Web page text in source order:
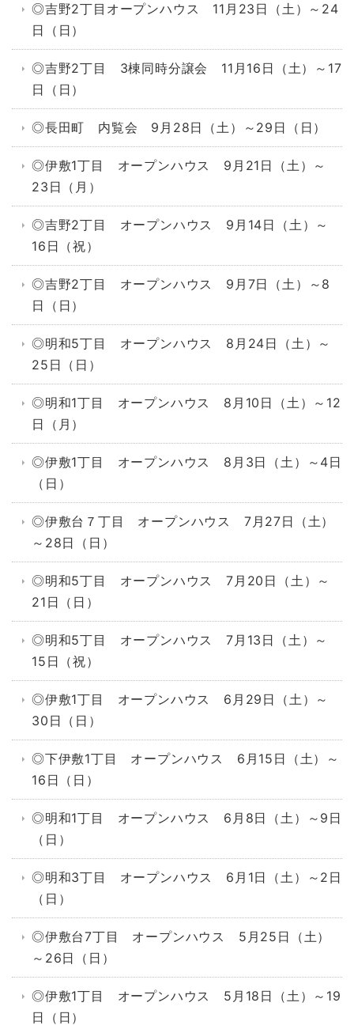
◎吉野2丁目オープンハウス 11月23日（土）～24
日（日）
◎吉野2丁目 3棟同時分譲会 11月16日（土）～17
日（日）
◎長田町 内覧会 9月28日（土）～29日（日）
◎伊敷1丁目 オープンハウス 9月21日（土）～
23日（月）
◎吉野2丁目 オープンハウス 9月14日（土）～
16日（祝）
◎吉野2丁目 オープンハウス 9月7日（土）～8
日（日）
◎明和5丁目 オープンハウス 8月24日（土）～
25日（日）
◎明和1丁目 オープンハウス 8月10日（土）～12
日（月）
◎伊敷1丁目 オープンハウス 8月3日（土）～4日
（日）
◎伊敷台７丁目 オープンハウス 7月27日（土）
～28日（日）
◎明和5丁目 オープンハウス 7月20日（土）～
21日（日）
◎明和5丁目 オープンハウス 7月13日（土）～
15日（祝）
◎伊敷1丁目 オープンハウス 6月29日（土）～
30日（日）
◎下伊敷1丁目 オープンハウス 6月15日（土）～
16日（日）
◎明和1丁目 オープンハウス 6月8日（土）～9日
（日）
◎明和3丁目 オープンハウス 6月1日（土）～2日
（日）
◎伊敷台7丁目 オープンハウス 5月25日（土）
～26日（日）
◎伊敷1丁目 オープンハウス 5月18日（土）～19
日（日）